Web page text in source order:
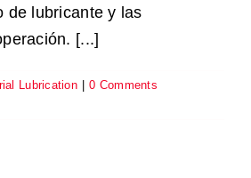
de lubricante y las
[...]
Lubrication
0 Comments